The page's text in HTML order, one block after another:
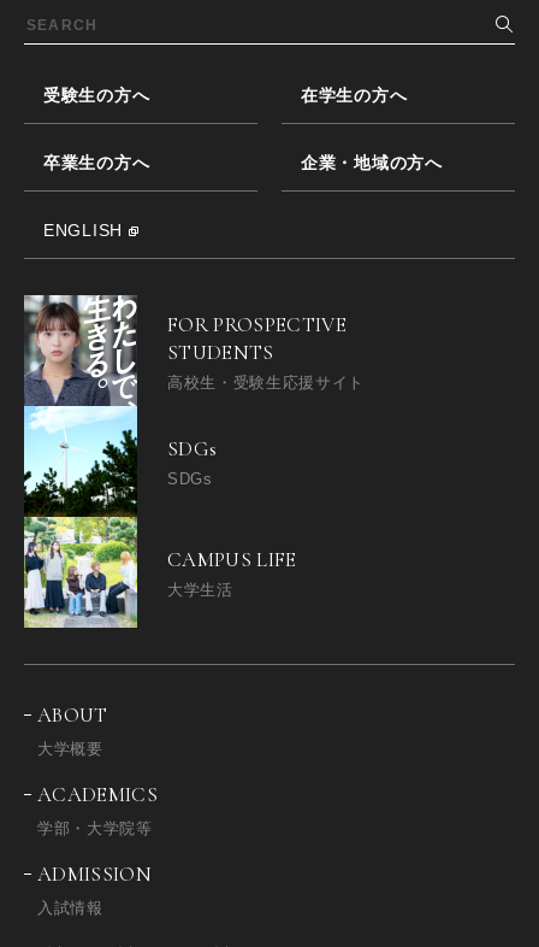
受験生の方へ 在学生の方へ
卒業生の方へ 企業・地域の方へ
ENGLISH
FOR PROSPECTIVE
STUDENTS
高校生・受験生応援サイト
SDGs
SDGs
CAMPUS LIFE
大学生活
ABOUT
大学概要
ACADEMICS
学部・大学院等
ADMISSION
入試情報